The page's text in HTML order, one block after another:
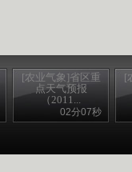
[农业气象]省区重
点天气预报
（2011...
02分07秒
[